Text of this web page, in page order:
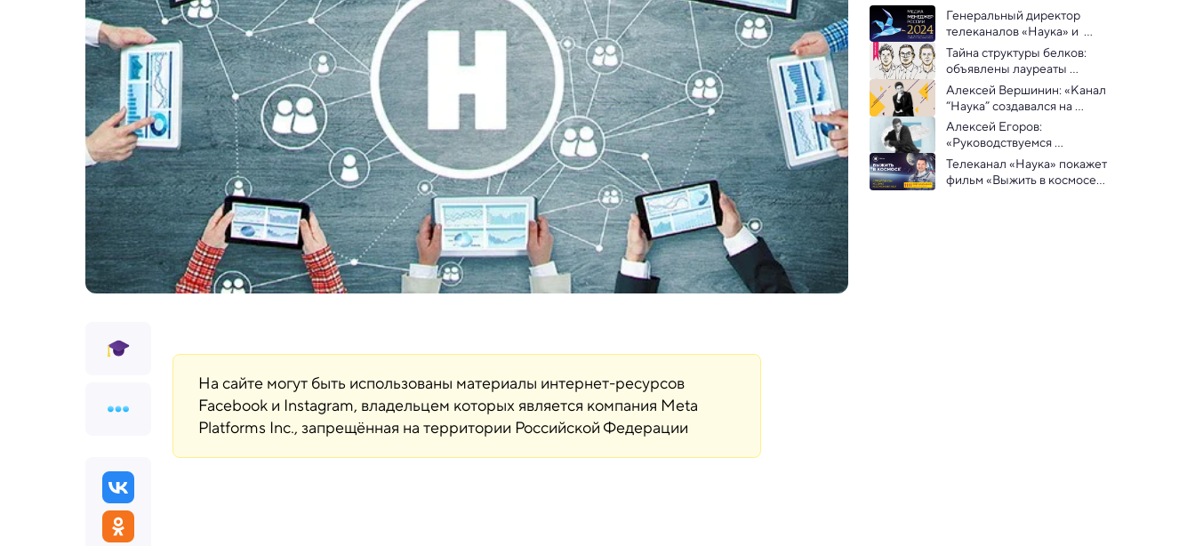
На сайте могут быть использованы материалы интернет-ресурсов
Facebook и Instagram, владельцем которых является компания Meta
Platforms Inc., запрещённая на территории Российской Федерации
Генеральный директор
телеканалов «Наука» и
«Моя Планета» Григорий
Ковбасюк стал лауреатом
премии «Медиа-Менеджер
России  — 2024»
Тайна структуры белков:
объявлены лауреаты
Нобелевской премии 2024
года по химии
Алексей Вершинин: «Канал
“Наука” создавался на
драйве, поэтому все
получилось»
Алексей Егоров:
«Руководствуемся
принципом: я бы такое
посмотрел!»
Телеканал «Наука» покажет
фильм «Выжить в космосе»